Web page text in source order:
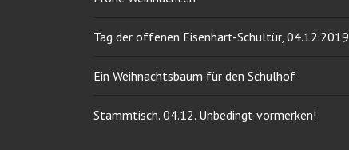
Tag der offenen Eisenhart-Schultür, 04.12.2019
Ein Weihnachtsbaum für den Schulhof
Stammtisch. 04.12. Unbedingt vormerken!